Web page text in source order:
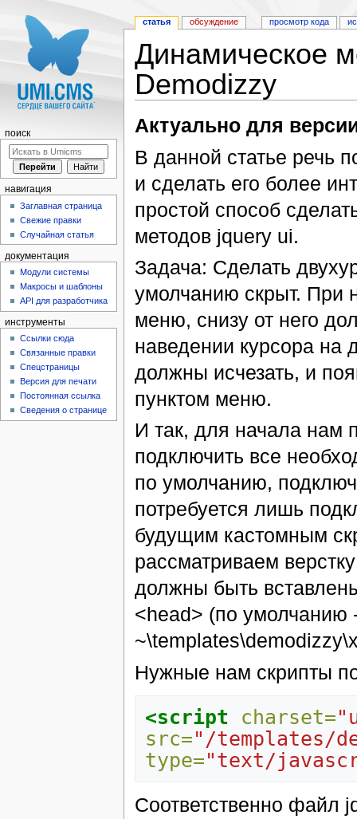
Динамическое
Demodizzy
Актуально для
В данной статье речь
и сделать его более
простой способ
методов jquery ui.
Задача: Сделать
умолчанию скрыт. При
меню, снизу от него
наведении курсора на
должны исчезать, и
пунктом меню.
И так, для начала нам
подключить все
по умолчанию,
потребуется лишь
будущим кастомным
рассматриваем
должны быть
<head> (по умолчанию
Нужные нам скрипты
<script charset=
src="/templates/
type="text/
Соответственно файл
статья обсуждение просмотр кода
поиск
навигация
Заглавная страница
Свежие правки
Случайная статья
документация
Модули системы
Макросы и шаблоны
API для разработчика
инструменты
Ссылки сюда
Связанные правки
Спецстраницы
Версия для печати
Постоянная ссылка
Сведения о странице